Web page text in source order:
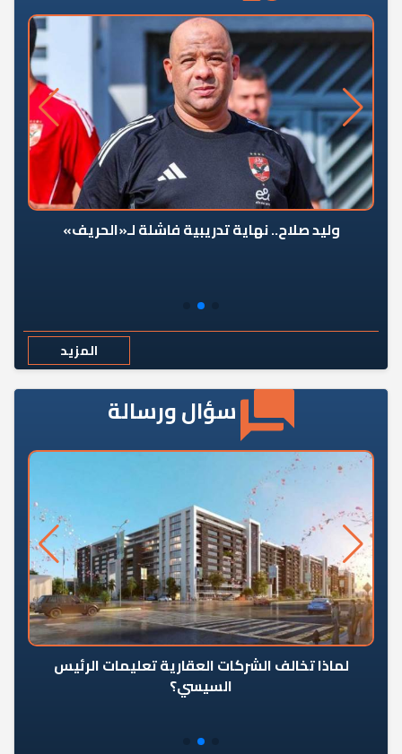
وليد صلاح.. نهاية تدريبية فاشلة لـ«الحريف»
المزيد
سؤال ورسالة
لماذا تخالف الشركات العقارية تعليمات الرئيس
السيسي؟